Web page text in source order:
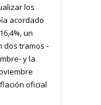
los
acordado
un
dos tramos -
y la
oficial